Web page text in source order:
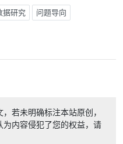
据研究 问题导向
若未明确标注本站原创，
为内容侵犯了您的权益，请